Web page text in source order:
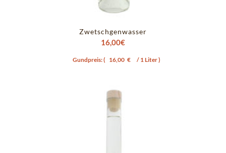
Zwetschgenwasser
16,00€
Gundpreis: ( 16,00 € / 1 Liter )